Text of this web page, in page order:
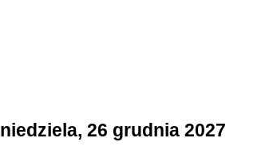
26 grudnia 2027